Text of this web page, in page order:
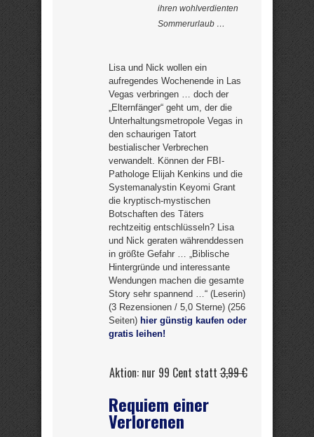
ihren wohlverdienten
Sommerurlaub …
Lisa und Nick wollen ein
aufregendes Wochenende in Las
Vegas verbringen … doch der
„Elternfänger“ geht um, der die
Unterhaltungsmetropole Vegas in
den schaurigen Tatort
bestialischer Verbrechen
verwandelt. Können der FBI-
Pathologe Elijah Kenkins und die
Systemanalystin Keyomi Grant
die kryptisch-mystischen
Botschaften des Täters
rechtzeitig entschlüsseln? Lisa
und Nick geraten währenddessen
in größte Gefahr … „Biblische
Hintergründe und interessante
Wendungen machen die gesamte
Story sehr spannend …“ (Leserin)
(3 Rezensionen / 5,0 Sterne) (256
Seiten) hier günstig kaufen oder
gratis leihen!
Aktion: nur 99 Cent statt3,99 €
Requiem einer
Verlorenen